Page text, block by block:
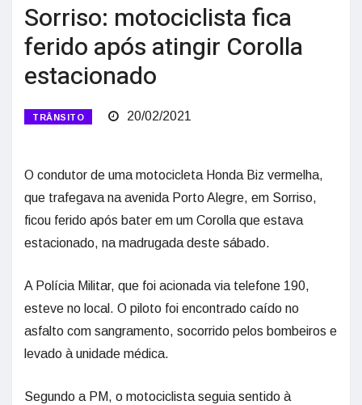
Sorriso: motociclista fica
ferido após atingir Corolla
estacionado
TRÂNSITO 20/02/2021
O condutor de uma motocicleta Honda Biz vermelha,
que trafegava na avenida Porto Alegre, em Sorriso,
ficou ferido após bater em um Corolla que estava
estacionado, na madrugada deste sábado.
A Polícia Militar, que foi acionada via telefone 190,
esteve no local. O piloto foi encontrado caído no
asfalto com sangramento, socorrido pelos bombeiros e
levado à unidade médica.
Segundo a PM, o motociclista seguia sentido à